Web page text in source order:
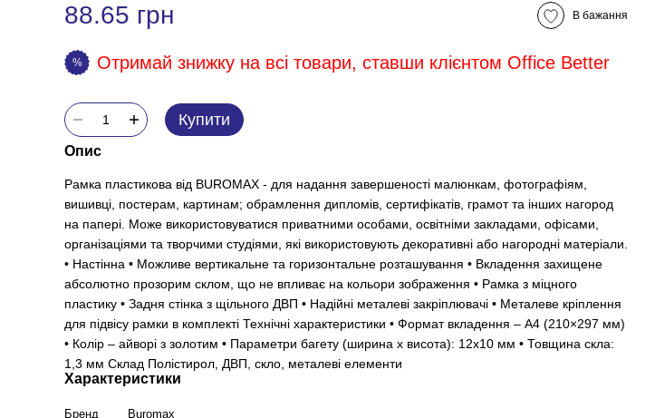
88.65 грн В бажання
% Отримай знижку на всі товари, ставши клієнтом Office Better
Купити
Опис
Рамка пластикова від BUROMAX - для надання завершеності малюнкам, фотографіям,
вишивці, постерам, картинам; обрамлення дипломів, сертифікатів, грамот та інших нагород
на папері. Може використовуватися приватними особами, освітніми закладами, офісами,
організаціями та творчими студіями, які використовують декоративні або нагородні матеріали.
• Настінна • Можливе вертикальне та горизонтальне розташування • Вкладення захищене
абсолютно прозорим склом, що не впливає на кольори зображення • Рамка з міцного
пластику • Задня стінка з щільного ДВП • Надійні металеві закріплювачі • Металеве кріплення
для підвісу рамки в комплекті Технічні характеристики • Формат вкладення – А4 (210×297 мм)
• Колір – айворі з золотим • Параметри багету (ширина х висота): 12х10 мм • Товщина скла:
1,3 мм Склад Полістирол, ДВП, скло, металеві елементи
Характеристики
Бренд
Buromax